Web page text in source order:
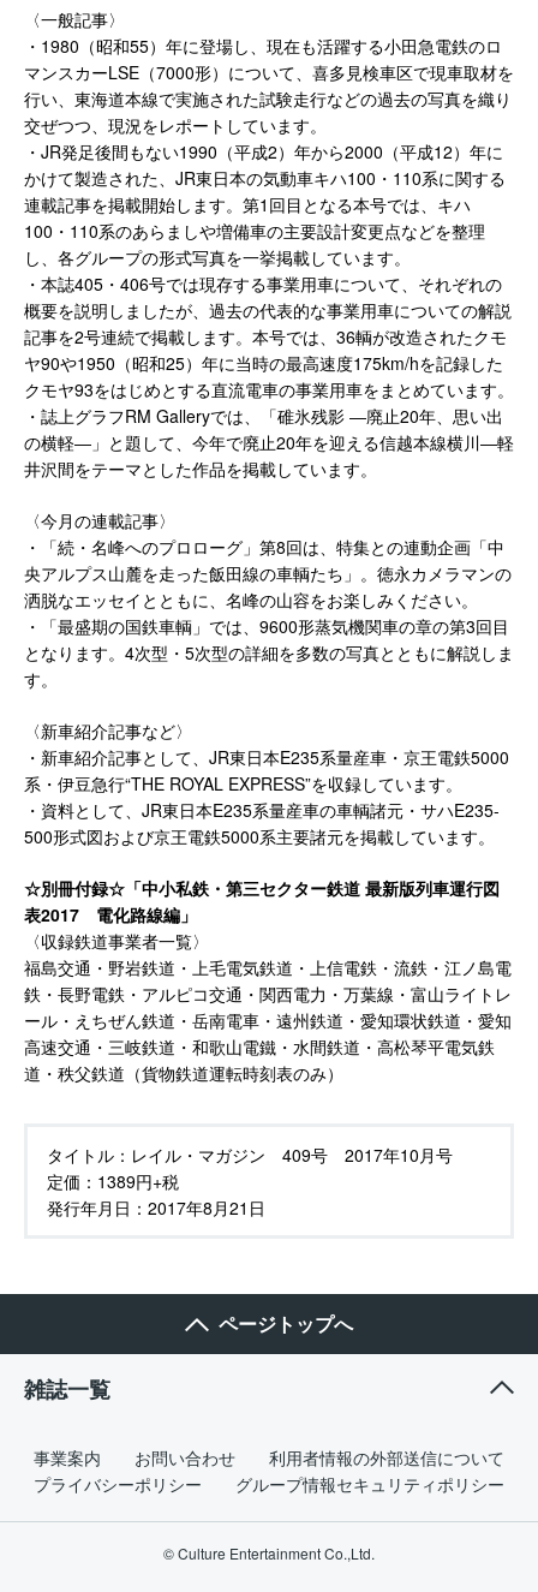
〈一般記事〉
・1980（昭和55）年に登場し、現在も活躍する小田急電鉄のロ
マンスカーLSE（7000形）について、喜多見検車区で現車取材を
行い、東海道本線で実施された試験走行などの過去の写真を織り
交ぜつつ、現況をレポートしています。
・JR発足後間もない1990（平成2）年から2000（平成12）年に
かけて製造された、JR東日本の気動車キハ100・110系に関する
連載記事を掲載開始します。第1回目となる本号では、キハ
100・110系のあらましや増備車の主要設計変更点などを整理
し、各グループの形式写真を一挙掲載しています。
・本誌405・406号では現存する事業用車について、それぞれの
概要を説明しましたが、過去の代表的な事業用車についての解説
記事を2号連続で掲載します。本号では、36輌が改造されたクモ
ヤ90や1950（昭和25）年に当時の最高速度175km/hを記録した
クモヤ93をはじめとする直流電車の事業用車をまとめています。
・誌上グラフRM Galleryでは、「碓氷残影 ―廃止20年、思い出
の横軽―」と題して、今年で廃止20年を迎える信越本線横川―軽
井沢間をテーマとした作品を掲載しています。
〈今月の連載記事〉
・「続・名峰へのプロローグ」第8回は、特集との連動企画「中
央アルプス山麓を走った飯田線の車輌たち」。徳永カメラマンの
洒脱なエッセイとともに、名峰の山容をお楽しみください。
・「最盛期の国鉄車輌」では、9600形蒸気機関車の章の第3回目
となります。4次型・5次型の詳細を多数の写真とともに解説しま
す。
〈新車紹介記事など〉
・新車紹介記事として、JR東日本E235系量産車・京王電鉄5000
系・伊豆急行“THE ROYAL EXPRESS”を収録しています。
・資料として、JR東日本E235系量産車の車輌諸元・サハE235-
500形式図および京王電鉄5000系主要諸元を掲載しています。
☆別冊付録☆「中小私鉄・第三セクター鉄道 最新版列車運行図
表2017 電化路線編」
〈収録鉄道事業者一覧〉
福島交通・野岩鉄道・上毛電気鉄道・上信電鉄・流鉄・江ノ島電
鉄・長野電鉄・アルピコ交通・関西電力・万葉線・富山ライトレ
ール・えちぜん鉄道・岳南電車・遠州鉄道・愛知環状鉄道・愛知
高速交通・三岐鉄道・和歌山電鐵・水間鉄道・高松琴平電気鉄
道・秩父鉄道（貨物鉄道運転時刻表のみ）
タイトル： レイル・マガジン 409号 2017年10月号
定価： 1389円+税
発行年月日： 2017年8月21日
ページトップへ
雑誌一覧
事業案内 お問い合わせ
利用者情報の外部送信について
プライバシーポリシー
グループ情報セキュリティポリシー
© Culture Entertainment Co.,Ltd.